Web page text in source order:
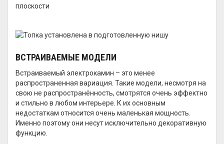
ВСТРАИВАЕМЫЕ МОДЕЛИ
Встраиваемый электрокамин – это менее
распространенная вариация. Такие модели, несмотря на
свою не распространённость, смотрятся очень эффектно
и стильно в любом интерьере. К их основным
недостаткам относится очень маленькая мощность.
Именно поэтому они несут исключительно декоративную
функцию.